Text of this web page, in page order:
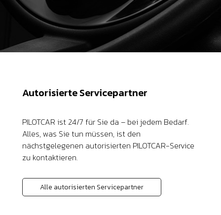
Autorisierte Servicepartner
PILOTCAR ist 24/7 für Sie da – bei jedem Bedarf.
Alles, was Sie tun müssen, ist den
nächstgelegenen autorisierten PILOTCAR-Service
zu kontaktieren.
Alle autorisierten Servicepartner